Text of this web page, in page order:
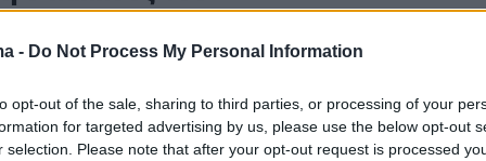
- Do Not Process My Personal Information
opt-out of the sale, sharing to third parties, or processing of your
for targeted advertising by us, please use the below opt-out
selection. Please note that after your opt-out request is processed
πληροφορίες, το παιδί είχε σηπτική
ιδρύματος. Στην πορεία, το βρέφος έκανε
ανακοπής.